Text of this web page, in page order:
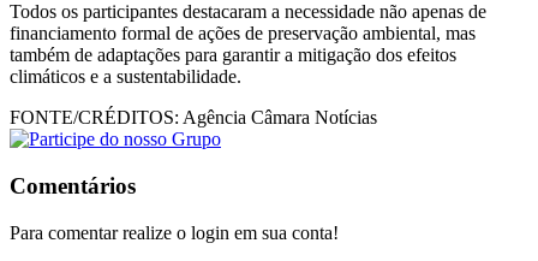
Todos os participantes destacaram a necessidade não apenas de
financiamento formal de ações de preservação ambiental, mas
também de adaptações para garantir a mitigação dos efeitos
climáticos e a sustentabilidade.
FONTE/CRÉDITOS: Agência Câmara Notícias
Comentários
Para comentar realize o login em sua conta!